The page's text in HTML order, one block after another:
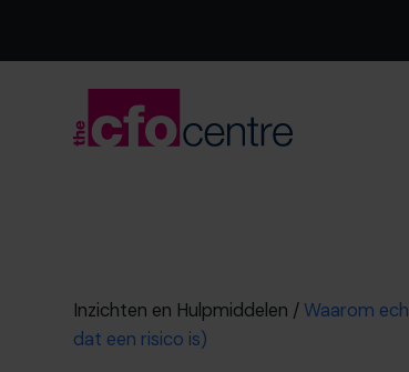
Inzichten en Hulpmiddelen / Waarom
dat een risico is)